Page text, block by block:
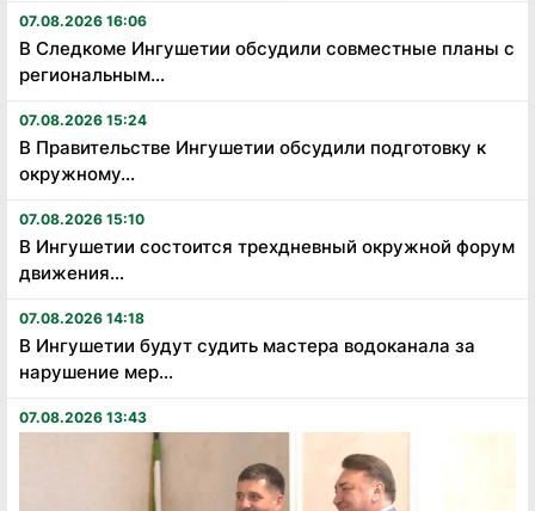
07.08.2026 16:06
В Следкоме Ингушетии обсудили совместные планы с
региональным...
07.08.2026 15:24
В Правительстве Ингушетии обсудили подготовку к
окружному...
07.08.2026 15:10
В Ингушетии состоится трехдневный окружной форум
движения...
07.08.2026 14:18
В Ингушетии будут судить мастера водоканала за
нарушение мер...
07.08.2026 13:43